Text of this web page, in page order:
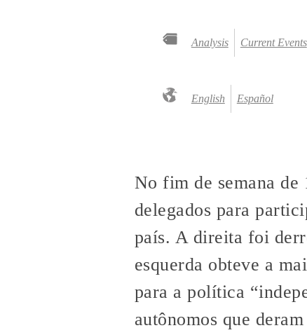
Analysis Current Events
English Español
No fim de semana de
delegados para
país. A direita foi
esquerda obteve a
para a política
autônomos que